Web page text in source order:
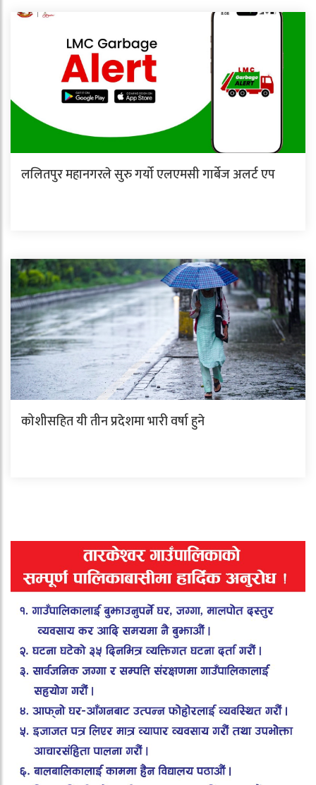
ललितपुर महानगरले सुरु गर्यो एलएमसी गार्बेज अलर्ट एप
कोशीसहित यी तीन प्रदेशमा भारी वर्षा हुने